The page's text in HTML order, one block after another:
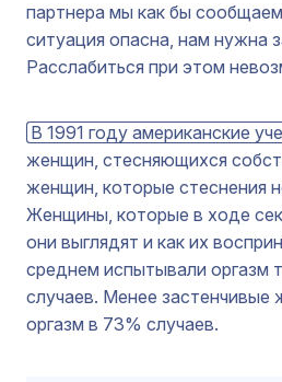
партнера мы как бы
ситуация опасна, нам нужна
Расслабиться при этом
В 1991 году американские
женщин, стесняющихся
женщин, которые стеснения
Женщины, которые в ходе
они выглядят и как их
среднем испытывали оргазм
случаев. Менее
оргазм в 73% случаев.